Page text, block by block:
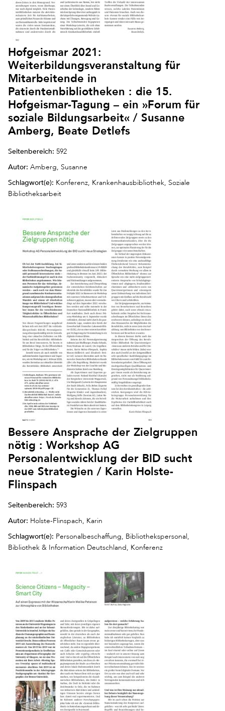
Hofgeismar 2021:
Weiterbildungsveranstaltung für
Mitarbeitende in
Patientenbibliotheken : die 15.
Hofgeismar-Tagung – ein »Forum für
soziale Bildungsarbeit« / Susanne
Amberg, Beate Detlefs
Seitenbereich: 592
Autor: Amberg, Susanne
Schlagwort(e): Konferenz, Krankenhausbibliothek, Soziale
Bibliotheksarbeit
Bessere Ansprache der Zielgruppen
nötig : Workshop AG
Personalentwicklung der BID sucht
neue Strategien / Karin Holste-
Flinspach
Seitenbereich: 593
Autor: Holste-Flinspach, Karin
Schlagwort(e): Personalbeschaffung, Bibliothekspersonal,
Bibliothek & Information Deutschland, Konferenz